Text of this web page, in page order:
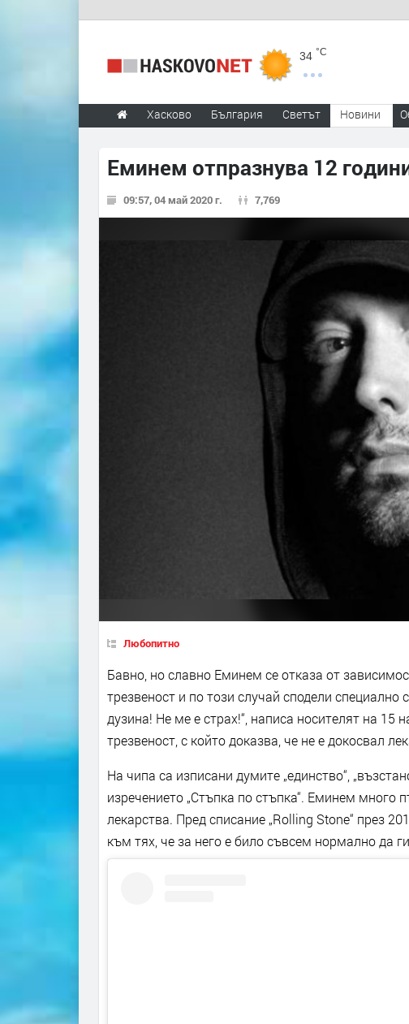
34 °C
Хасково България Светът Новини
Еминем отпразнува 12
09:57, 04 май 2020 г. 7,769
Любопитно
Бавно, но славно Еминем се отказа от
трезвеност и по този случай сподели
дузина! Не ме е страх!“, написа носителят на 15
трезвеност, с който доказва, че не е докосвал
На чипа са изписани думите „единство“,
изречението „Стъпка по стъпка“. Еминем много
лекарства. Пред списание „Rolling Stone“ през
към тях, че за него е било съвсем нормално да